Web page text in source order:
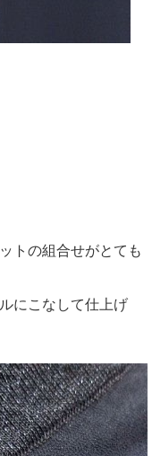
トの組合せがとても
にこなして仕上げ